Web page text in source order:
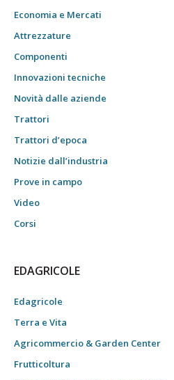
Economia e Mercati
Attrezzature
Componenti
Innovazioni tecniche
Novità dalle aziende
Trattori
Trattori d’epoca
Notizie dall’industria
Prove in campo
Video
Corsi
EDAGRICOLE
Edagricole
Terra e Vita
Agricommercio & Garden Center
Frutticoltura